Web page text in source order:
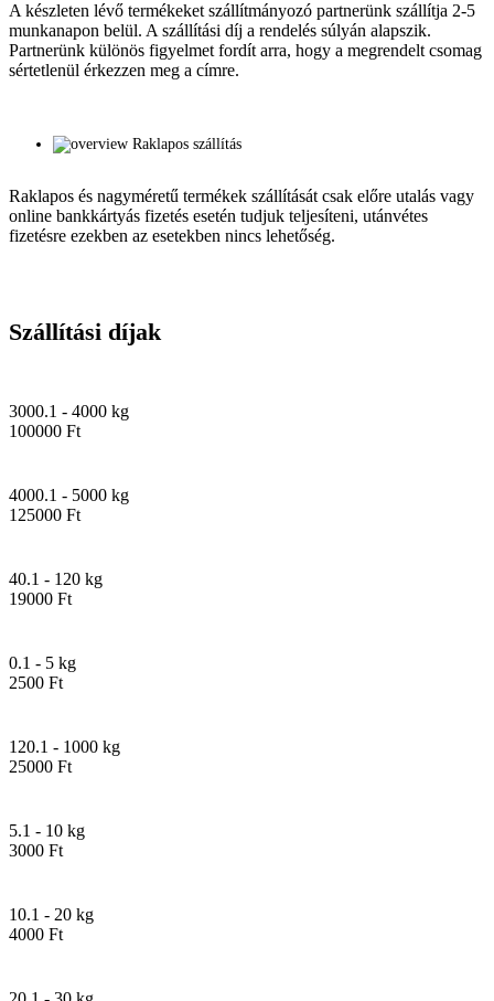
A készleten lévő termékeket szállítmányozó partnerünk szállítja 2-5
munkanapon belül. A szállítási díj a rendelés súlyán alapszik.
Partnerünk különös figyelmet fordít arra, hogy a megrendelt csomag
sértetlenül érkezzen meg a címre.
Raklapos szállítás
Raklapos és nagyméretű termékek szállítását csak előre utalás vagy
online bankkártyás fizetés esetén tudjuk teljesíteni, utánvétes
fizetésre ezekben az esetekben nincs lehetőség.
Szállítási díjak
3000.1 - 4000 kg
100000 Ft
4000.1 - 5000 kg
125000 Ft
40.1 - 120 kg
19000 Ft
0.1 - 5 kg
2500 Ft
120.1 - 1000 kg
25000 Ft
5.1 - 10 kg
3000 Ft
10.1 - 20 kg
4000 Ft